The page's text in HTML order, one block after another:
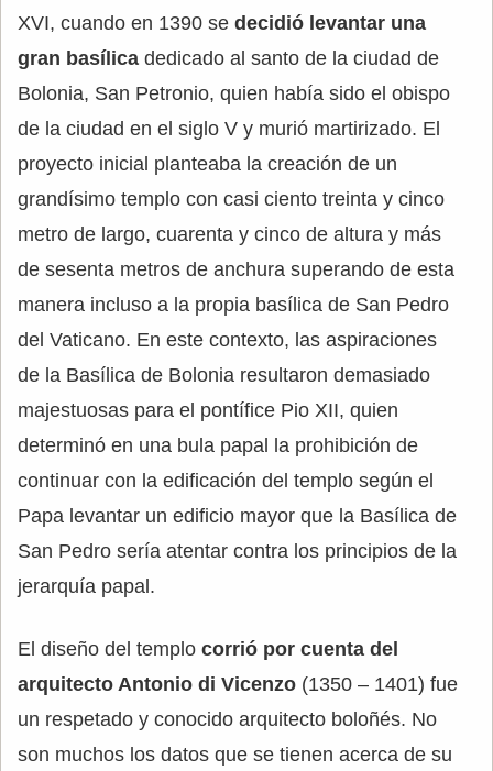
XVI, cuando en 1390 se decidió levantar una
gran basílica dedicado al santo de la ciudad de
Bolonia, San Petronio, quien había sido el obispo
de la ciudad en el siglo V y murió martirizado. El
proyecto inicial planteaba la creación de un
grandísimo templo con casi ciento treinta y cinco
metro de largo, cuarenta y cinco de altura y más
de sesenta metros de anchura superando de esta
manera incluso a la propia basílica de San Pedro
del Vaticano. En este contexto, las aspiraciones
de la Basílica de Bolonia resultaron demasiado
majestuosas para el pontífice Pio XII, quien
determinó en una bula papal la prohibición de
continuar con la edificación del templo según el
Papa levantar un edificio mayor que la Basílica de
San Pedro sería atentar contra los principios de la
jerarquía papal.
El diseño del templo corrió por cuenta del
arquitecto Antonio di Vicenzo (1350 – 1401) fue
un respetado y conocido arquitecto boloñés. No
son muchos los datos que se tienen acerca de su